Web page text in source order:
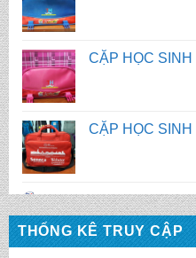
CẶP HỌC
BALO HỌC
BALO HỌC
THỐNG KÊ TRUY CẬP